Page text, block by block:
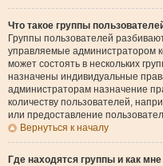
Что такое группы
Группы пользователей
управляемые администратором
может состоять в нескольких
назначены индивидуальные
администраторам назначение
количеству пользователей,
или предоставление
Вернуться к началу
Где находятся группы и как